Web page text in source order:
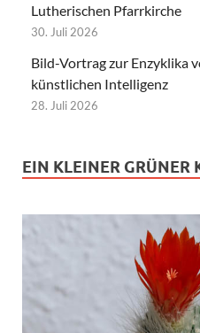
Lutherischen Pfarrkirche
30. Juli 2026
Bild-Vortrag zur Enzyklika
künstlichen Intelligenz
28. Juli 2026
EIN KLEINER GRÜNER